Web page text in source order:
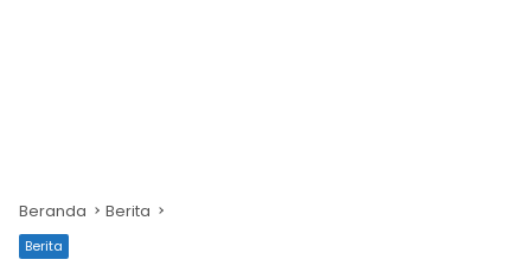
Beranda Berita
Berita